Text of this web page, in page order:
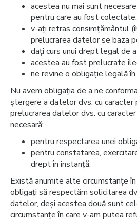
acestea nu mai sunt
pentru care au fost
v-ați retras consimțământul
prelucrarea datelor se baza
dați curs unui drept legal de
acestea au fost prelucrate
ne revine o obligație legală
Nu avem obligația de a ne
ștergere a datelor dvs. cu caracter
prelucrarea datelor dvs. cu
necesară:
pentru respectarea unei
pentru constatarea,
drept în instanță.
Există anumite alte circumstanțe
obligați să respectăm solicitarea
datelor, deși acestea două sunt
circumstanțe în care v-am putea